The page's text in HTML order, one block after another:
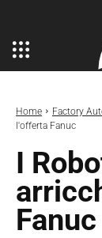
Home Factory
l'offerta Fanuc
I
Fanuc